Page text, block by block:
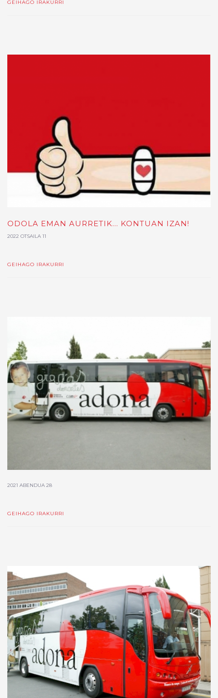
GEIHAGO IRAKURRI
ODOLA EMAN AURRETIK... KONTUAN IZAN!
2022 OTSAILA 11
GEIHAGO IRAKURRI
2021 ABENDUA 28
GEIHAGO IRAKURRI